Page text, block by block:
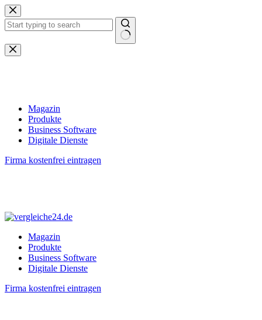
Zum
Inhalt
springen
Keine
Ergebnisse
Magazin
Produkte
Business Software
Digitale Dienste
Firma kostenfrei eintragen
Magazin
Produkte
Business Software
Digitale Dienste
Firma kostenfrei eintragen